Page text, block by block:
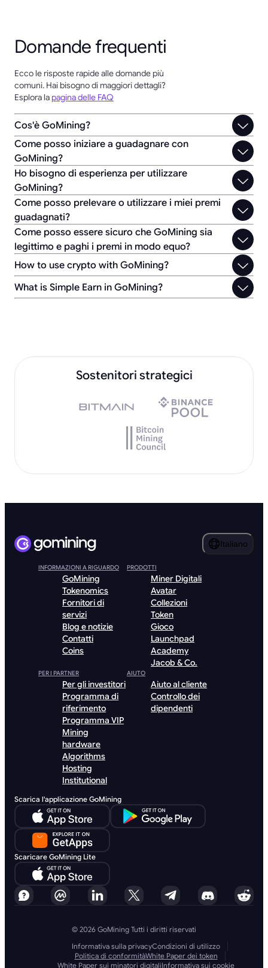
Domande frequenti
Ecco le risposte rapide alle domande più
comuni. Hai bisogno di maggiori dettagli?
Esplora lapagina delle FAQ
Cos'è GoMining?
Come posso iniziare a guadagnare con
GoMining?
Ho bisogno di esperienza per utilizzare
GoMining?
Come posso prelevare o utilizzare i miei premi
guadagnati?
Come posso essere sicuro che GoMining sia
legittimo e paghi i premi in modo equo?
How to use crypto with GoMining?
What is Simple Earn in GoMining?
Sostenitori strategici
Italiano
INFORMAZIONI A RIGUARDO
GoMining
Tokenomics
Fornitori di
servizi
Blog e notizie
Contatti
Coins
PRODOTTI
Miner Digitali
Avatar
Collezioni
Token
Gioco
Launchpad
Academy
Jacob & Co.
PER I PARTNER
Per gli investitori
Programma di
riferimento
Programma VIP
Mining
hardware
Algorithms
Hosting
Institutional
AIUTO
Aiuto al cliente
Controllo dei
dipendenti
Scarica l'applicazione GoMining
Scaricare GoMining Lite
© 2026 GoMining Tutti i diritti riservati
Informativa sulla privacyCondizioni di utilizzo
Politica di conformitàWhite Paper dei token
White Paper sui minatori digitaliInformativa sui cookie